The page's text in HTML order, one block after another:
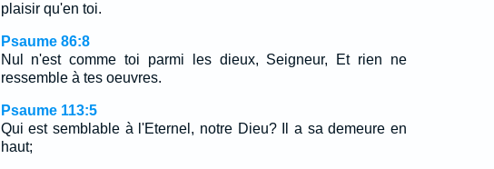
plaisir qu'en toi.
Psaume 86:8
Nul n'est comme toi parmi les dieux, Seigneur, Et rien ne
ressemble à tes oeuvres.
Psaume 113:5
Qui est semblable à l'Eternel, notre Dieu? Il a sa demeure en
haut;